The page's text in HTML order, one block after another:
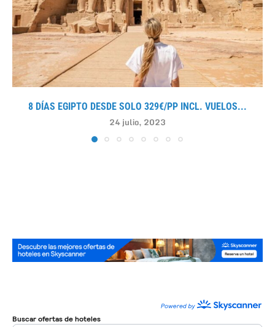
8 DÍAS EGIPTO DESDE SOLO 329€/PP INCL. VUELOS...
24 julio, 2023